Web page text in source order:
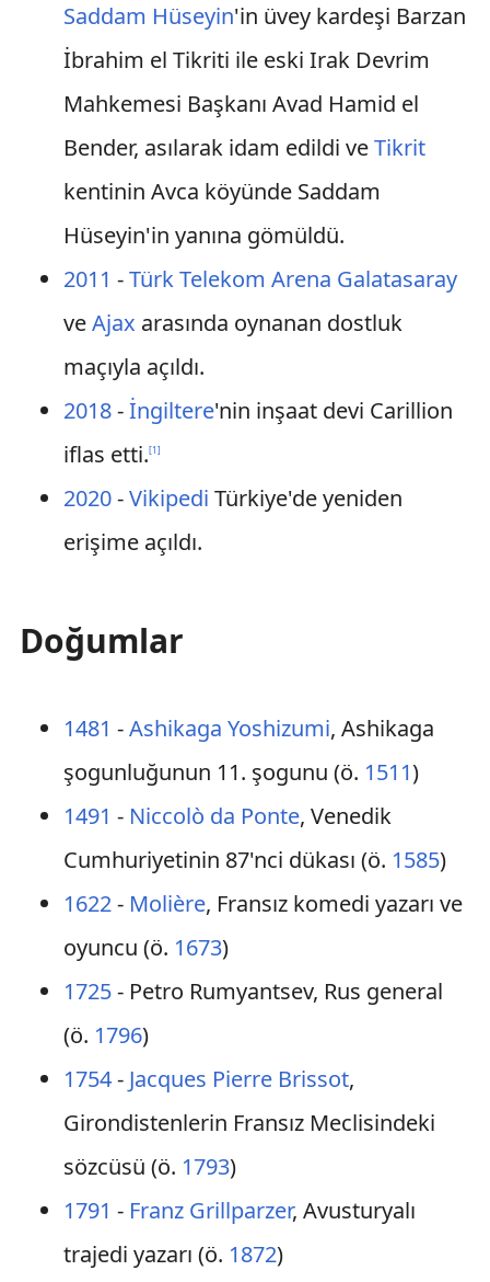
Saddam Hüseyin'in üvey kardeşi Barzan
İbrahim el Tikriti ile eski Irak Devrim
Mahkemesi Başkanı Avad Hamid el
Bender, asılarak idam edildi veTikrit
kentinin Avca köyünde Saddam
Hüseyin'in yanına gömüldü.
2011 -Türk Telekom Arena Galatasaray
veAjax arasında oynanan dostluk
maçıyla açıldı.
2018-İngiltere'nin inşaat devi Carillion
iflas etti.[1]
2020-Vikipedi Türkiye'de yeniden
erişime açıldı.
Doğumlar
1481 -Ashikaga Yoshizumi, Ashikaga
şogunluğunun 11. şogunu (ö. 1511)
1491 - Niccolò da Ponte, Venedik
Cumhuriyetinin 87'nci dükası (ö. 1585)
1622- Molière, Fransız komedi yazarı ve
oyuncu (ö. 1673)
1725- Petro Rumyantsev, Rus general
(ö. 1796)
1754- Jacques Pierre Brissot,
Girondistenlerin Fransız Meclisindeki
sözcüsü (ö. 1793)
1791 - Franz Grillparzer, Avusturyalı
trajedi yazarı (ö. 1872)